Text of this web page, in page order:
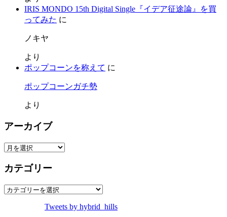
IRIS MONDO 15th Digital Single『イデア征途論』を買
ってみた に
ノキヤ
より
ポップコーンを称えて に
ポップコーンガチ勢
より
アーカイブ
ア
カ
ブ
カテゴリー
カ
Tweets by hybrid_hills